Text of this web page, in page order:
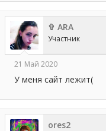
✞ ARA
Участник
21 Май 2020
У меня сайт лежит(
ores2